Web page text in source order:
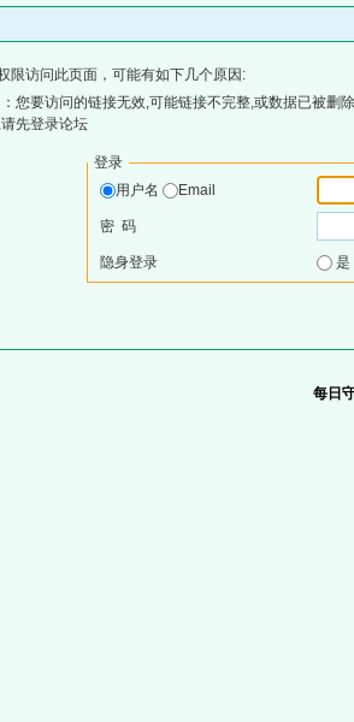
限访问此页面，可能有如下几个原因:
您要访问的链接无效,可能链接不完整,或数据已被删
先登录论坛
登录
用户名
Email
密 码
隐身登录
每日